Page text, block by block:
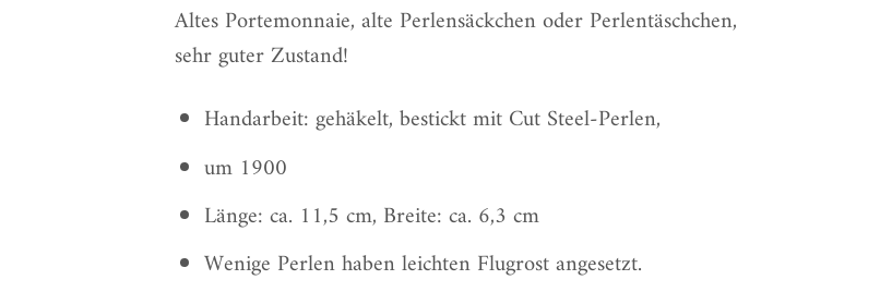
Altes Portemonnaie, alte Perlensäckchen oder Perlentäschchen,
sehr guter Zustand!
Handarbeit: gehäkelt, bestickt mit Cut Steel-Perlen,
um 1900
Länge: ca. 11,5 cm, Breite: ca. 6,3 cm
Wenige Perlen haben leichten Flugrost angesetzt.